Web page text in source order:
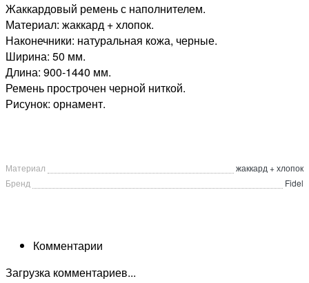
Жаккардовый ремень с наполнителем.
Материал: жаккард + хлопок.
Наконечники: натуральная кожа, черные.
Ширина: 50 мм.
Длина: 900-1440 мм.
Ремень прострочен черной ниткой.
Рисунок: орнамент.
Материал
жаккард + хлопок
Бренд
Fidel
Комментарии
Загрузка комментариев...